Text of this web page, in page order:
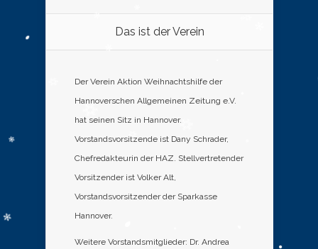
Das ist der Verein
Der Verein Aktion Weihnachtshilfe der
Hannoverschen Allgemeinen Zeitung e.V.
hat seinen Sitz in Hannover.
Vorstandsvorsitzende ist Dany Schrader,
Chefredakteurin der HAZ. Stellvertretender
Vorsitzender ist Volker Alt,
Vorstandsvorsitzender der Sparkasse
Hannover.
Weitere Vorstandsmitglieder: Dr. Andrea